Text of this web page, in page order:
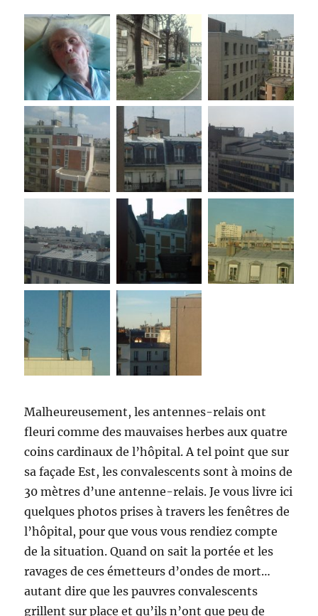
Malheureusement, les antennes-relais ont
fleuri comme des mauvaises herbes aux quatre
coins cardinaux de l’hôpital. A tel point que sur
sa façade Est, les convalescents sont à moins de
30 mètres d’une antenne-relais. Je vous livre ici
quelques photos prises à travers les fenêtres de
l’hôpital, pour que vous vous rendiez compte
de la situation. Quand on sait la portée et les
ravages de ces émetteurs d’ondes de mort…
autant dire que les pauvres convalescents
grillent sur place et qu’ils n’ont que peu de